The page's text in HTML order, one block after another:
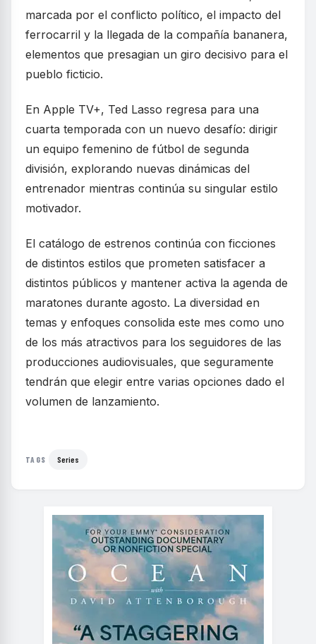
marcada por el conflicto político, el impacto del
ferrocarril y la llegada de la compañía bananera,
elementos que presagian un giro decisivo para el
pueblo ficticio.
En Apple TV+, Ted Lasso regresa para una
cuarta temporada con un nuevo desafío: dirigir
un equipo femenino de fútbol de segunda
división, explorando nuevas dinámicas del
entrenador mientras continúa su singular estilo
motivador.
El catálogo de estrenos continúa con ficciones
de distintos estilos que prometen satisfacer a
distintos públicos y mantener activa la agenda de
maratones durante agosto. La diversidad en
temas y enfoques consolida este mes como uno
de los más atractivos para los seguidores de las
producciones audiovisuales, que seguramente
tendrán que elegir entre varias opciones dado el
volumen de lanzamiento.
TAGS Series